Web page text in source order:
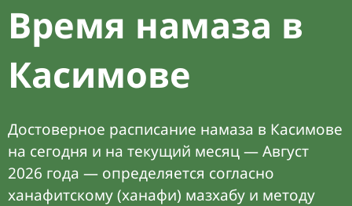
Время намаза в
Касимове
Достоверное расписание намаза в Касимове
на сегодня и на текущий месяц — Август
2026 года — определяется согласно
ханафитскому (ханафи) мазхабу и методу